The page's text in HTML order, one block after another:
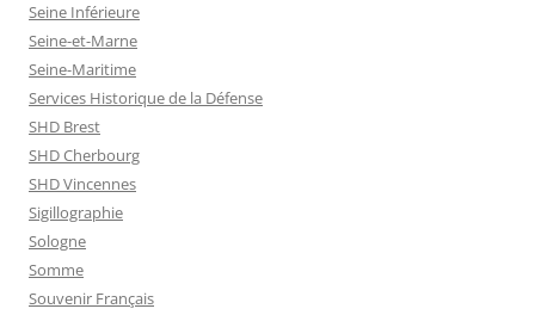
Seine Inférieure
Seine-et-Marne
Seine-Maritime
Services Historique de la Défense
SHD Brest
SHD Cherbourg
SHD Vincennes
Sigillographie
Sologne
Somme
Souvenir Français